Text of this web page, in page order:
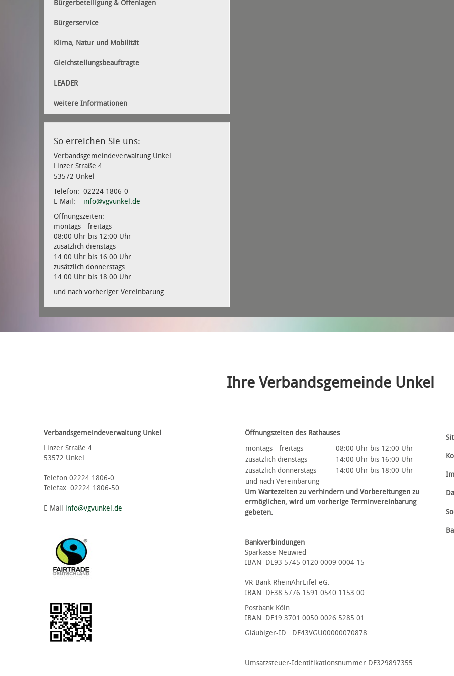
Bürgerbeteiligung & Offenlagen
Bürgerservice
Klima, Natur und Mobilität
Gleichstellungsbeauftragte
LEADER
weitere Informationen
So erreichen Sie uns:
Verbandsgemeindeverwaltung Unkel
Linzer Straße 4
53572 Unkel
Telefon: 02224 1806-0
E-Mail: info@vgvunkel.de
Öffnungszeiten:
montags - freitags
08:00 Uhr bis 12:00 Uhr
zusätzlich dienstags
14:00 Uhr bis 16:00 Uhr
zusätzlich donnerstags
14:00 Uhr bis 18:00 Uhr
und nach vorheriger Vereinbarung.
Ihre Verbandsgemeinde Unkel
Verbandsgemeindeverwaltung Unkel
Linzer Straße 4
53572 Unkel
Telefon 02224 1806-0
Telefax 02224 1806-50
E-Mail info@vgvunkel.de
Öffnungszeiten des Rathauses
montags - freitags
08:00 Uhr bis 12:00 Uhr
zusätzlich dienstags
14:00 Uhr bis 16:00 Uhr
zusätzlich donnerstags
14:00 Uhr bis 18:00 Uhr
und nach Vereinbarung
Um Wartezeiten zu verhindern und Vorbereitungen zu
ermöglichen, wird um vorherige Terminvereinbarung
gebeten.
Bankverbindungen
Sparkasse Neuwied
IBAN DE93 5745 0120 0009 0004 15
VR-Bank RheinAhrEifel eG.
IBAN DE38 5776 1591 0540 1153 00
Postbank Köln
IBAN DE19 3701 0050 0026 5285 01
Gläubiger-ID DE43VGU00000070878
Umsatzsteuer-Identifikationsnummer DE329897355